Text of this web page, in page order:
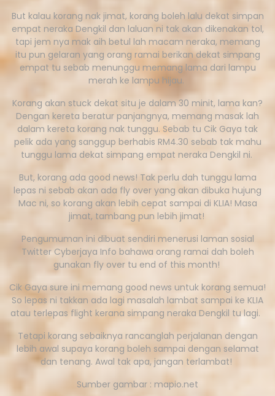
But kalau korang nak jimat, korang boleh lalu dekat simpan
empat neraka Dengkil dan laluan ni tak akan dikenakan tol,
tapi jem nya mak aih betul lah macam neraka, memang
itu pun gelaran yang orang ramai berikan dekat simpang
empat tu sebab menunggu memang lama dari lampu
merah ke lampu hijau.
Korang akan stuck dekat situ je dalam 30 minit, lama kan?
Dengan kereta beratur panjangnya, memang masak lah
dalam kereta korang nak tunggu. Sebab tu Cik Gaya tak
pelik ada yang sanggup berhabis RM4.30 sebab tak mahu
tunggu lama dekat simpang empat neraka Dengkil ni.
But, korang ada good news! Tak perlu dah tunggu lama
lepas ni sebab akan ada fly over yang akan dibuka hujung
Mac ni, so korang akan lebih cepat sampai di KLIA! Masa
jimat, tambang pun lebih jimat!
Pengumuman ini dibuat sendiri menerusi laman sosial
Twitter Cyberjaya Info bahawa orang ramai dah boleh
gunakan fly over tu end of this month!
Cik Gaya sure ini memang good news untuk korang semua!
So lepas ni takkan ada lagi masalah lambat sampai ke KLIA
atau terlepas flight kerana simpang neraka Dengkil tu lagi.
Tetapi korang sebaiknya rancanglah perjalanan dengan
lebih awal supaya korang boleh sampai dengan selamat
dan tenang. Awal tak apa, jangan terlambat!
Sumber gambar : mapio.net